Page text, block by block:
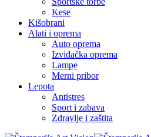
Kese
Kišobrani
Alati i oprema
Auto oprema
Izviđačka oprema
Lampe
Merni pribor
Lepota
Antistres
Sport i zabava
Zdravlje i zaštita